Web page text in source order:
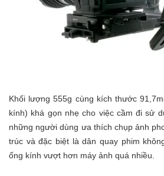
Khối lượng 555g cùng kích thước
kính) khá gọn nhẹ cho việc cầm đi sử
những người dùng ưa thích chụp ảnh
trúc và đặc biệt là dân quay phim
ống kính vượt hơn máy ảnh quá nhiều.